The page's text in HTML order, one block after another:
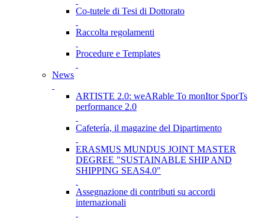
Co-tutele di Tesi di Dottorato
Raccolta regolamenti
Procedure e Templates
News
ARTISTE 2.0: weARable To monItor SporTs
performance 2.0
Cafetería, il magazine del Dipartimento
ERASMUS MUNDUS JOINT MASTER
DEGREE "SUSTAINABLE SHIP AND
SHIPPING SEAS4.0"
Assegnazione di contributi su accordi
internazionali